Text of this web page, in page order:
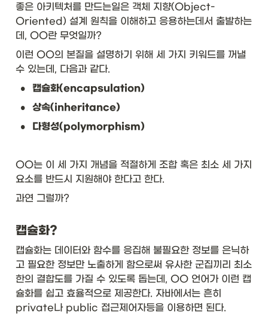
좋은 아키텍처를 만드는일은 객체 지향(Object-
Oriented) 설계 원칙을 이해하고 응용하는데서 출발하는
데, OO란 무엇일까?
이런 OO의 본질을 설명하기 위해 세 가지 키워드를 꺼낼
수 있는데, 다음과 같다.
• 캡슐화(encapsulation)
• 상속(inheritance)
• 다형성(polymorphism)
OO는 이 세 가지 개념을 적절하게 조합 혹은 최소 세 가지
요소를 반드시 지원해야 한다고 한다.
과연 그럴까?
캡슐화?
캡슐화는 데이터와 함수를 응집해 불필요한 정보를 은닉하
고 필요한 정보만 노출하게 함으로써 유사한 군집끼리 최소
한의 결합도를 가질 수 있도록 돕는데, OO 언어가 이런 캡
슐화를 쉽고 효율적으로 제공한다. 자바에서는 흔히
private나 public 접근제어자등을 이용하면 된다.